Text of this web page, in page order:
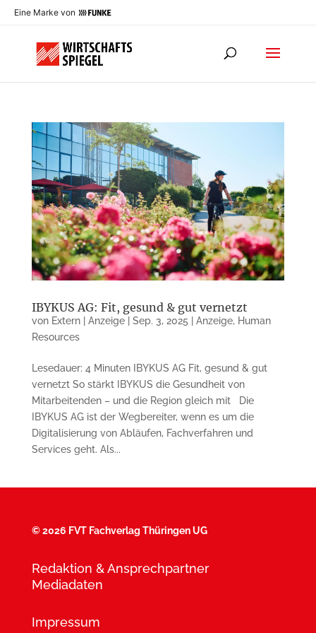
Eine Marke von
IBYKUS AG: Fit, gesund & gut vernetzt
von Extern | Anzeige| Sep. 3, 2025 Anzeige, Human
Resources
Lesedauer: 4 Minuten IBYKUS AG Fit, gesund & gut
vernetzt So stärkt IBYKUS die Gesundheit von
Mitarbeitenden – und die Region gleich mit Die
IBYKUS AG ist der Wegbereiter, wenn es um die
Digitalisierung von Abläufen, Fachverfahren und
Services geht. Als...
©2026 FVT Fachverlag Thüringen UG
Redaktion & Ansprechpartner
Mediadaten
Impressum